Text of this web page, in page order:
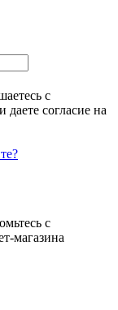
с
и даете согласие на
с
магазина